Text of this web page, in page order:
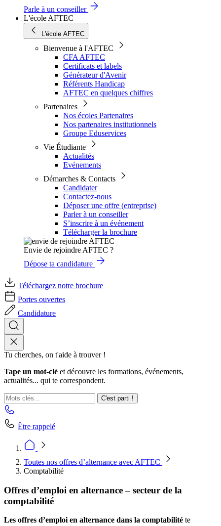
Parle à un conseiller
L'école AFTEC
L'école AFTEC
Bienvenue à l'AFTEC
CFA AFTEC
Certificats et labels
Générateur d'Avenir
Référents Handicap
AFTEC en quelques chiffres
Partenaires
Nos écoles Partenaires
Nos partenaires institutionnels
Groupe Eduservices
Vie Étudiante
Actualités
Evénements
Démarches & Contacts
Candidater
Contactez-nous
Déposer une offre (entreprise)
Parler à un conseiller
S’inscrire à un événement
Télécharger la brochure
Envie de rejoindre AFTEC ?
Dépose ta candidature
Téléchargez notre brochure
Portes ouvertes
Candidature
Tu cherches, on t'aide à trouver !
Tape un mot-clé et découvre les formations, événements,
actualités... qui te correspondent.
C'est parti !
Être rappelé
Toutes nos offres d’alternance avec AFTEC
Comptabilité
Offres d’emploi en alternance – secteur de la
comptabilité
Les offres d’emploi en alternance dans la comptabilité te